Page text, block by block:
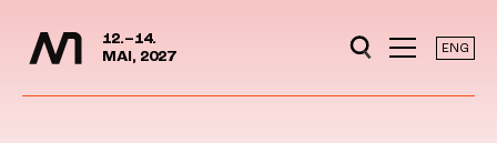
Hopp til hovedinnhold
12.–14.
MAI, 2027
ENG